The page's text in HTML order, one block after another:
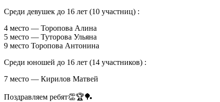
Среди девушек до 16 лет (10 участниц) :
4 место — Торопова Алина
5 место — Туторова Ульяна
9 место Торопова Антонина
Среди юношей до 16 лет (14 участников) :
7 место — Кирилов Матвей
Поздравляем ребят👏🏆🏓